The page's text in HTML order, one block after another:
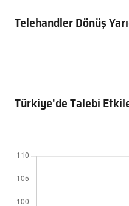
Telehandler Dönüş
Türkiye'de Talebi